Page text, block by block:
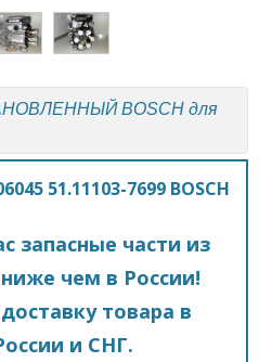
BOSCH для
51.11103-7699 BOSCH
запасные части из
чем в России!
товара в
и СНГ.